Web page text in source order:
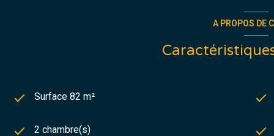
Consommation énergie primaire : E 285 kWh/m²/an
Montant estimé des dépenses d'éergie pour un usage
Les informations sur les risuqes auxquels ce bien est
A PROPOS DE
Surface 82 m²
2 chambre(s)